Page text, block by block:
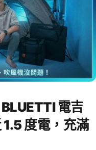
電吉
度電，充滿